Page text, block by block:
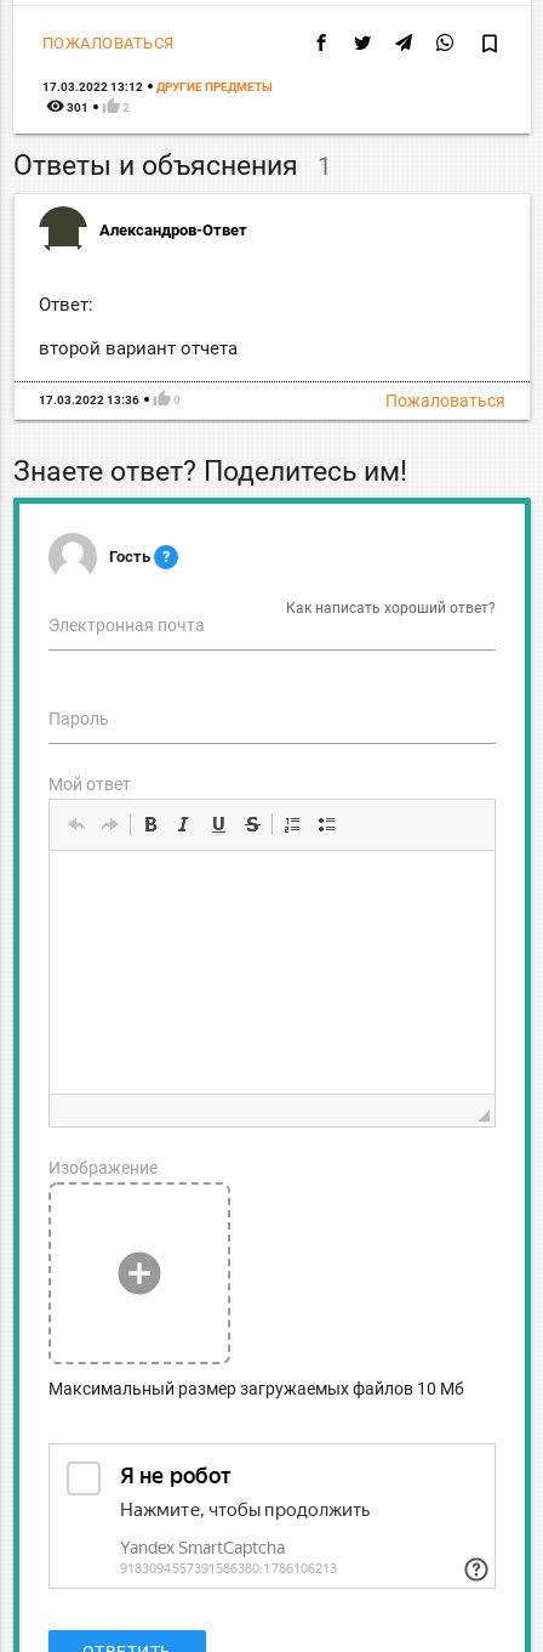
ПОЖАЛОВАТЬСЯ bookmark_border
17.03.2022 13:12 ДРУГИЕ ПРЕДМЕТЫ
remove_red_eye 301 thumb_up 2
Ответы и объяснения 1
Александров-Ответ
Ответ:
второй вариант отчета
Пожаловаться
17.03.2022 13:36 thumb_up 0
Знаете ответ? Поделитесь им!
Гость ?
Как написать хороший ответ?
Электронная почта
Пароль
Мой ответ
add_circle
Изображение
Максимальный размер загружаемых файлов 10 Мб